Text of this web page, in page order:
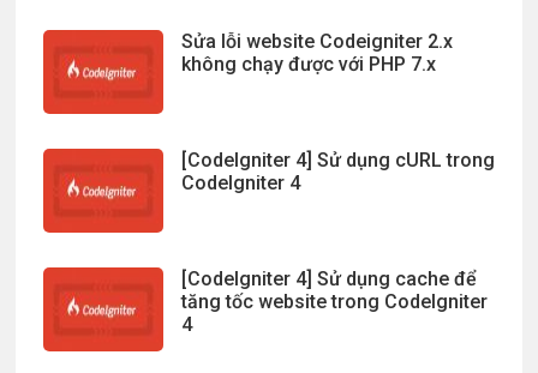
Sửa lỗi website Codeigniter 2.x
không chạy được với PHP 7.x
[CodeIgniter 4] Sử dụng cURL trong
CodeIgniter 4
[CodeIgniter 4] Sử dụng cache để
tăng tốc website trong CodeIgniter
4